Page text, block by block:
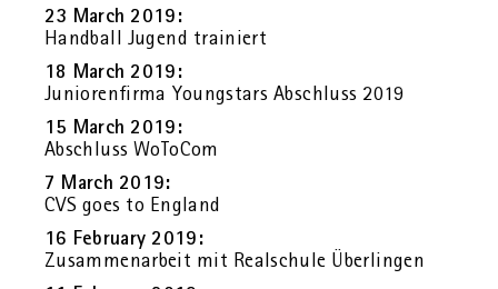
23 March 2019:
Hand­ball Ju­gend trai­niert
18 March 2019:
Ju­nio­ren­fir­ma Young­s­tars Ab­schluss 2019
15 March 2019:
Ab­schluss Wo­To­Com
7 March 2019:
CVS goes to Eng­land
16 Fe­bru­ary 2019:
Zu­sam­men­ar­beit mit Re­al­schu­le Über­lin­gen